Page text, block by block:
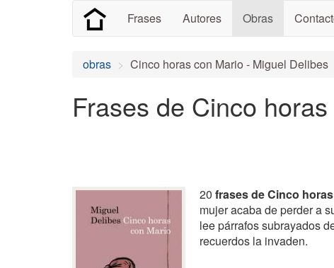
Frases Autores Obras
obras Cinco horas con Mario - Miguel Delibes
Frases de Cinco
20 frases de Cinco
mujer acaba de perder a
lee párrafos subrayados
recuerdos la invaden.